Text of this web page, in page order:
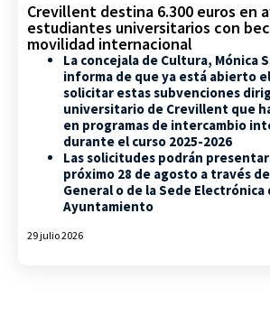
Crevillent destina 6.300 euros en
estudiantes universitarios con
movilidad internacional
La concejala de Cultura, Mónica
informa de que ya está abierto
solicitar estas subvenciones
universitario de Crevillent que
en programas de intercambio
durante el curso 2025-2026
Las solicitudes podrán
próximo 28 de agosto a través
General o de la Sede Electrónica
Ayuntamiento
29 julio 2026